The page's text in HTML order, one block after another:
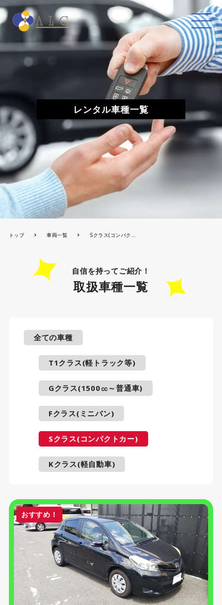
MEN
U
レンタル車種一覧
トップ 車両一覧 Sクラス(コンパクトカー)
自信を持ってご紹介！
取扱車種一覧
全ての車種
T1クラス(軽トラック等)
Gクラス(1500㏄～普通車)
Fクラス(ミニバン)
Sクラス(コンパクトカー)
Kクラス(軽自動車)
おすすめ！